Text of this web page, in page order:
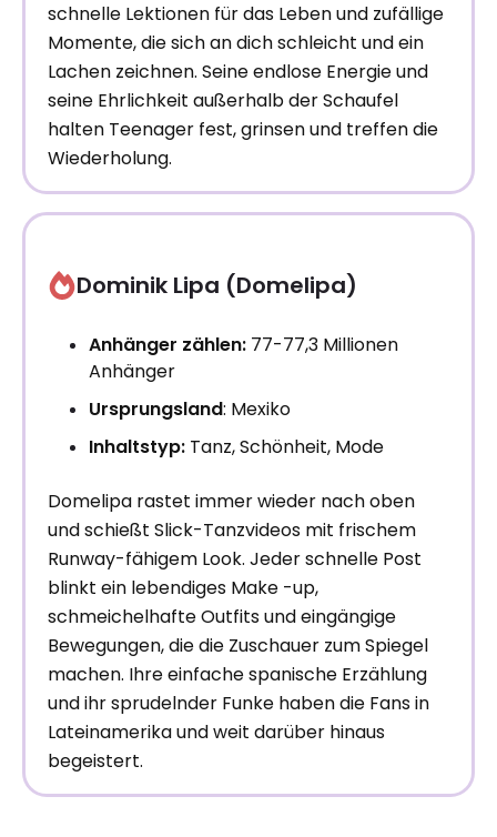
schnelle Lektionen für das Leben und zufällige
Momente, die sich an dich schleicht und ein
Lachen zeichnen. Seine endlose Energie und
seine Ehrlichkeit außerhalb der Schaufel
halten Teenager fest, grinsen und treffen die
Wiederholung.
Dominik Lipa (Domelipa)
Anhänger zählen: 77-77,3 Millionen
Anhänger
Ursprungsland: Mexiko
Inhaltstyp: Tanz, Schönheit, Mode
Domelipa rastet immer wieder nach oben
und schießt Slick-Tanzvideos mit frischem
Runway-fähigem Look. Jeder schnelle Post
blinkt ein lebendiges Make -up,
schmeichelhafte Outfits und eingängige
Bewegungen, die die Zuschauer zum Spiegel
machen. Ihre einfache spanische Erzählung
und ihr sprudelnder Funke haben die Fans in
Lateinamerika und weit darüber hinaus
begeistert.